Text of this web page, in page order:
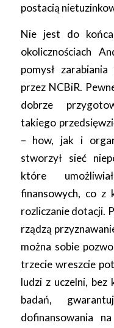
postacią
Nie jest do
okolicznościach
pomysł
przez NCBiR.
dobrze
takiego
– how, jak i
stworzył sieć
które
finansowych, co z
rozliczanie dotacji.
rządzą
można sobie
trzecie wreszcie
ludzi z uczelni,
badań,
dofinansowania